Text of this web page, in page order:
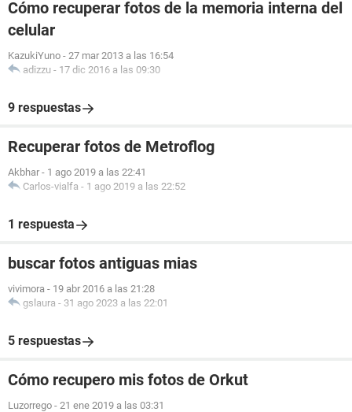
Cómo recuperar fotos de la memoria interna del
celular
KazukiYuno - 27 mar 2013 a las 16:54
adizzu - 17 dic 2016 a las 09:30
9 respuestas
Recuperar fotos de Metroflog
Akbhar - 1 ago 2019 a las 22:41
Carlos-vialfa - 1 ago 2019 a las 22:52
1 respuesta
buscar fotos antiguas mias
vivimora - 19 abr 2016 a las 21:28
gslaura - 31 ago 2023 a las 22:01
5 respuestas
Cómo recupero mis fotos de Orkut
Luzorrego - 21 ene 2019 a las 03:31